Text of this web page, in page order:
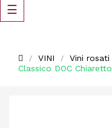
navigazione
Toggle
☰
VINI Vini rosati
Classico DOC Chiaretto